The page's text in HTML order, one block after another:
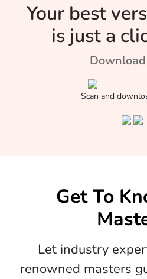
Your best
is just a
Scan and
Get To
Let industry
renowned masters